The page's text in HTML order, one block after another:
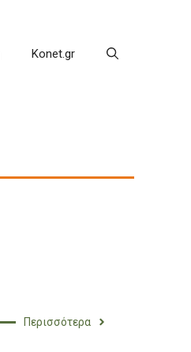
Konet.gr
Περισσότερα